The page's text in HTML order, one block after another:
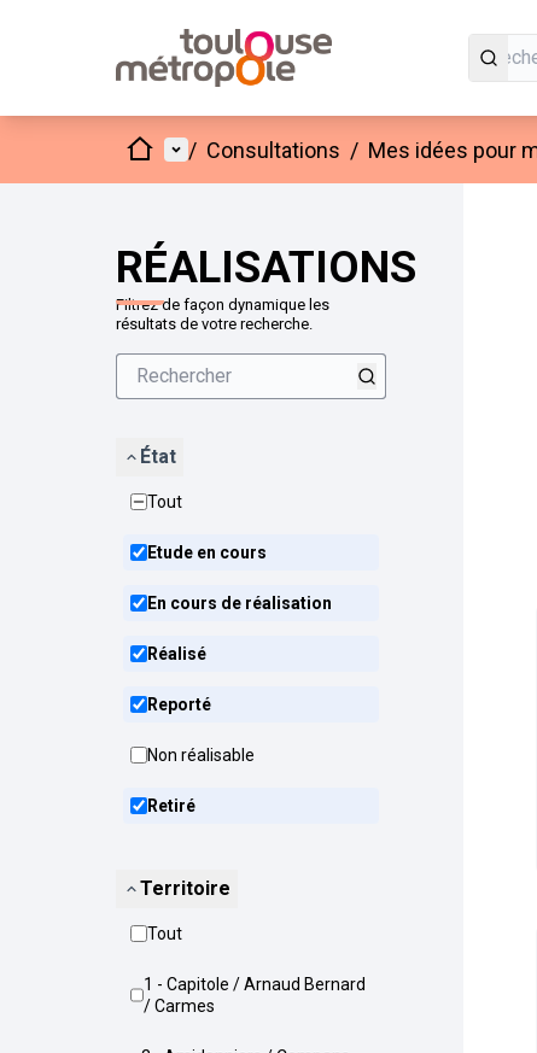
AccueilMenu principal
/ Consultations / Mes idées pour
RÉALISATIONS
Filtrez de façon dynamique les
résultats de votre recherche.
État
Tout
Etude en cours
En cours de réalisation
Réalisé
Reporté
Non réalisable
Retiré
Territoire
Tout
1 - Capitole / Arnaud Bernard
/ Carmes